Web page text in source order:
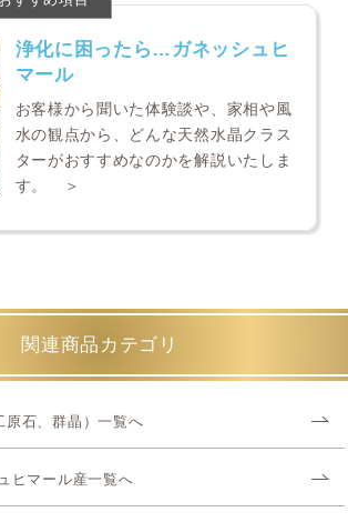
浄化に困ったら…ガネッシュヒ
マール
お客様から聞いた体験談や、家相や風
水の観点から、どんな天然水晶クラス
ターがおすすめなのかを解説いたしま
す。 ＞
関連商品カテゴリ
原石、群晶）一覧へ
ヒマール産一覧へ